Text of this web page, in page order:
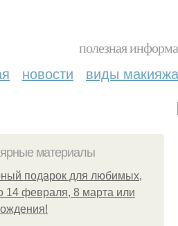
полезная
новости виды
материалы
подарок для любимых,
14 февраля, 8 марта или